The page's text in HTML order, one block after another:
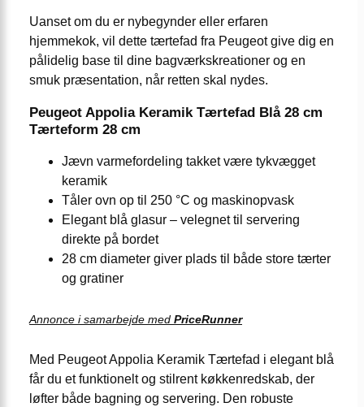
Uanset om du er nybegynder eller erfaren
hjemmekok, vil dette tærtefad fra Peugeot give dig en
pålidelig base til dine bagværkskreationer og en
smuk præsentation, når retten skal nydes.
Peugeot Appolia Keramik Tærtefad Blå 28 cm
Tærteform 28 cm
Jævn varmefordeling takket være tykvægget
keramik
Tåler ovn op til 250 °C og maskinopvask
Elegant blå glasur – velegnet til servering
direkte på bordet
28 cm diameter giver plads til både store tærter
og gratiner
Annonce i samarbejde med PriceRunner
Med Peugeot Appolia Keramik Tærtefad i elegant blå
får du et funktionelt og stilrent køkkenredskab, der
løfter både bagning og servering. Den robuste